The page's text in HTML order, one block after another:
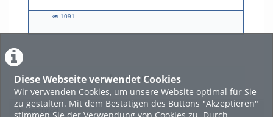
Diese Webseite verwendet Cookies
Wir verwenden Cookies, um unsere Website optimal für Sie
zu gestalten. Mit dem Bestätigen des Buttons "Akzeptieren"
stimmen Sie der Verwendung von Cookies zu. Durch
1091
LADE MEHR
Featured